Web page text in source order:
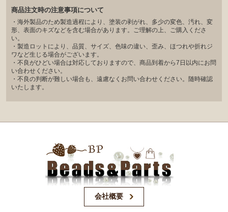
商品注文時の注意事項について
・海外製品のため製造過程により、塗装の剥がれ、多少の変色、汚れ、変
形、表面のキズなどを含む場合があります。ご理解の上、ご購入くださ
い。
・製造ロットにより、品質、サイズ、色味の違い、歪み、ほつれや折れジ
ワなど生じる場合がございます。
・不良がひどい場合は対応しておりますので、商品到着から7日以内にお問
い合わせください。
・不良の判断が難しい場合も、遠慮なくお問い合わせください。随時確認
いたします。
会社概要